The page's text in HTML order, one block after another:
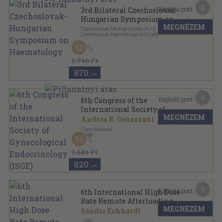
3rd Bilateral Czechoslovak-
Hungarian Symposium on
Haematology
Czechoslovak Medical Society of J. E. Purkyne-
Czechoslovak Haematological Society
Tűzött kötés
1.740 Ft
50
870 ,-Ft
Kapható pont:
MEGNÉZEM
6th Congress of the
International Society of
Gynecological Endocrinology
(ISGE)
Andrea R. Genazzani
Crans Montana
1998
Tűzött kötés
1.640 Ft
50
820 ,-Ft
Kapható pont:
MEGNÉZEM
6th International High Dose
Rate Remote Afterloading
Conference
Sándor Eckhardt
Kapható pont:
MEGNÉZEM